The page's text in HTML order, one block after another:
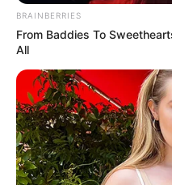
BRAINBERRIES
From Baddies To
All